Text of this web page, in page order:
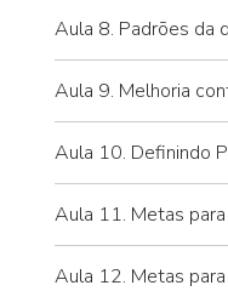
Aula 8. Padrões da
Aula 9. Melhoria
Aula 10. Definindo
Aula 11. Metas
Aula 12. Metas